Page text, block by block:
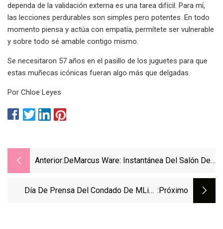
dependa de la validación externa es una tarea difícil. Para mí,
las lecciones perdurables son simples pero potentes. En todo
momento piensa y actúa con empatía, permítete ser vulnerable
y sobre todo sé amable contigo mismo.
Se necesitaron 57 años en el pasillo de los juguetes para que
estas muñecas icónicas fueran algo más que delgadas.
Por Chloe Leyes
Anterior: DeMarcus Ware: Instantánea Del Salón De
De La Generación 2023
Día De Prensa Del Condado De MLive :próximo